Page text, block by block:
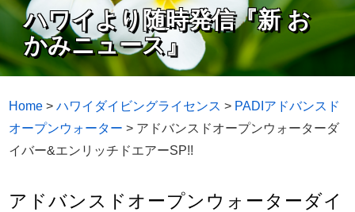
ハワイより随時発信『新 お
かみニュース』
Home >ハワイダイビングライセンス > PADIアドバンスド
オープンウォーター > アドバンスドオープンウォーターダ
イバー&エンリッチドエアーSP!!
アドバンスドオープンウォーターダイ